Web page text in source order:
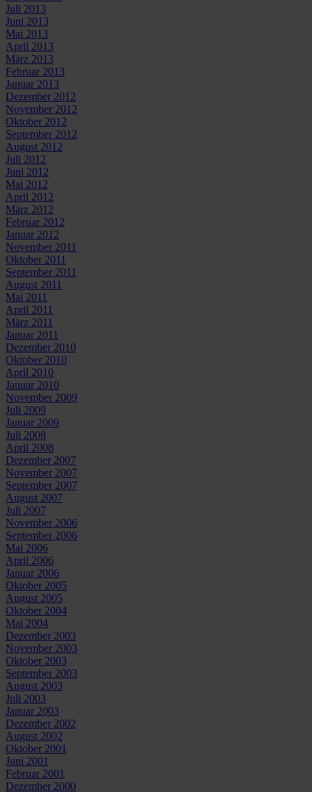
Juli 2013
Juni 2013
Mai 2013
April 2013
März 2013
Februar 2013
Januar 2013
Dezember 2012
November 2012
Oktober 2012
September 2012
August 2012
Juli 2012
Juni 2012
Mai 2012
April 2012
März 2012
Februar 2012
Januar 2012
November 2011
Oktober 2011
September 2011
August 2011
Mai 2011
April 2011
März 2011
Januar 2011
Dezember 2010
Oktober 2010
April 2010
Januar 2010
November 2009
Juli 2009
Januar 2009
Juli 2008
April 2008
Dezember 2007
November 2007
September 2007
August 2007
Juli 2007
November 2006
September 2006
Mai 2006
April 2006
Januar 2006
Oktober 2005
August 2005
Oktober 2004
Mai 2004
Dezember 2003
November 2003
Oktober 2003
September 2003
August 2003
Juli 2003
Januar 2003
Dezember 2002
August 2002
Oktober 2001
Juni 2001
Februar 2001
Dezember 2000